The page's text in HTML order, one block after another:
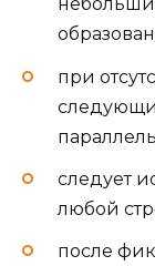
при
следует
любой
после